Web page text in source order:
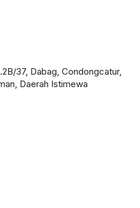
37, Dabag, Condongcatur,
Daerah Istimewa